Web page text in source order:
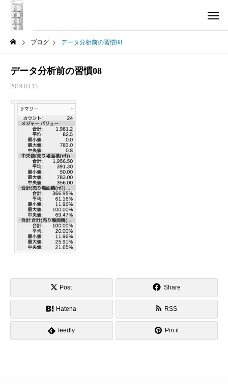
ブログ データ分析前の習慣08
データ分析前の習慣08
2019.03.13
Post Share
Hatena RSS
feedly Pin it